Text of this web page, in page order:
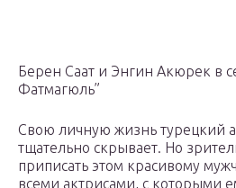
Берен Саат и Энгин Акюрек в
Фатмагюль”
Свою личную жизнь турецкий
тщательно скрывает. Но
приписать этом красивому
всеми актрисами, с которыми